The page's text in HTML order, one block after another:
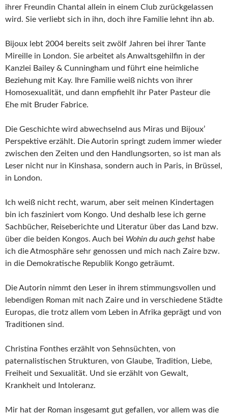
ihrer Freundin Chantal allein in einem Club zurückgelassen
wird. Sie verliebt sich in ihn, doch ihre Familie lehnt ihn ab.
Bijoux lebt 2004 bereits seit zwölf Jahren bei ihrer Tante
Mireille in London. Sie arbeitet als Anwaltsgehilfin in der
Kanzlei Bailey & Cunningham und führt eine heimliche
Beziehung mit Kay. Ihre Familie weiß nichts von ihrer
Homosexualität, und dann empfiehlt ihr Pater Pasteur die
Ehe mit Bruder Fabrice.
Die Geschichte wird abwechselnd aus Miras und Bijoux’
Perspektive erzählt. Die Autorin springt zudem immer wieder
zwischen den Zeiten und den Handlungsorten, so ist man als
Leser nicht nur in Kinshasa, sondern auch in Paris, in Brüssel,
in London.
Ich weiß nicht recht, warum, aber seit meinen Kindertagen
bin ich fasziniert vom Kongo. Und deshalb lese ich gerne
Sachbücher, Reiseberichte und Literatur über das Land bzw.
über die beiden Kongos. Auch bei Wohin du auch gehst habe
ich die Atmosphäre sehr genossen und mich nach Zaire bzw.
in die Demokratische Republik Kongo geträumt.
Die Autorin nimmt den Leser in ihrem stimmungsvollen und
lebendigen Roman mit nach Zaire und in verschiedene Städte
Europas, die trotz allem vom Leben in Afrika geprägt und von
Traditionen sind.
Christina Fonthes erzählt von Sehnsüchten, von
paternalistischen Strukturen, von Glaube, Tradition, Liebe,
Freiheit und Sexualität. Und sie erzählt von Gewalt,
Krankheit und Intoleranz.
Mir hat der Roman insgesamt gut gefallen, vor allem was die